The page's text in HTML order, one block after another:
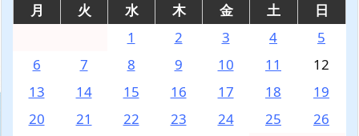
月
火 水 木 金 土
日
1
2 3 4
5
6
7 8 9 10 11
12
13
14 15 16 17 18
19
20
21 22 23 24 25
26